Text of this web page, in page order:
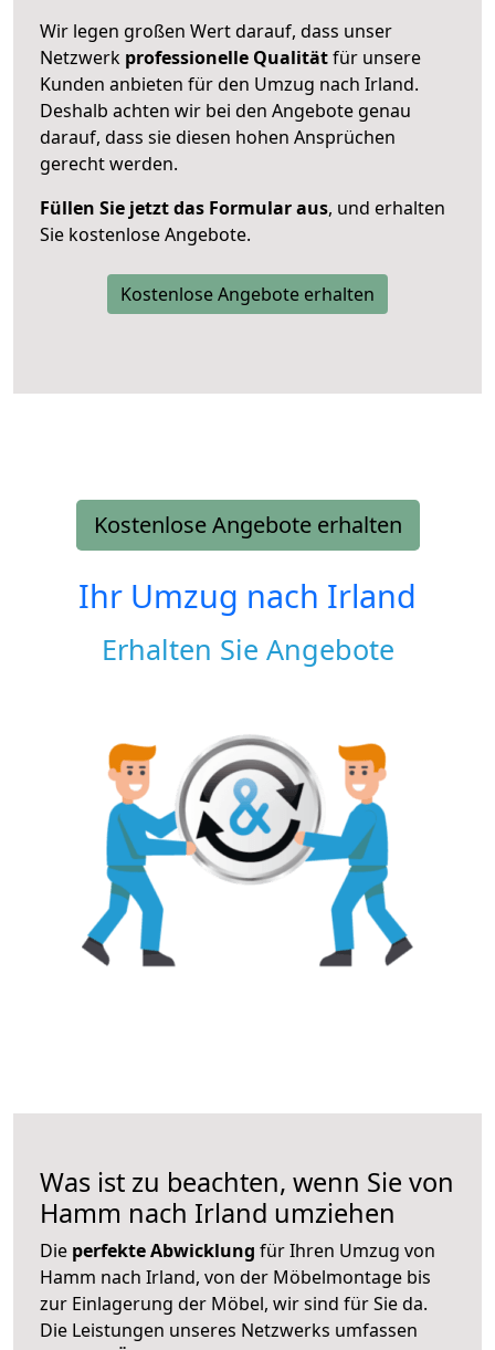
Wir legen großen Wert darauf, dass unser
Netzwerk professionelle Qualitätfür unsere
Kunden anbieten für den Umzug nach Irland.
Deshalb achten wir bei den Angebote genau
darauf, dass sie diesen hohen Ansprüchen
gerecht werden.
Füllen Sie jetzt das Formular aus, und erhalten
Sie kostenlose Angebote.
Kostenlose Angebote erhalten
Kostenlose Angebote erhalten
Ihr Umzug nach Irland
Erhalten Sie Angebote
Was ist zu beachten, wenn Sie von
Hamm nach Irland umziehen
Die perfekte Abwicklung für Ihren Umzug von
Hamm nach Irland, von der Möbelmontage bis
zur Einlagerung der Möbel, wir sind für Sie da.
Die Leistungen unseres Netzwerks umfassen